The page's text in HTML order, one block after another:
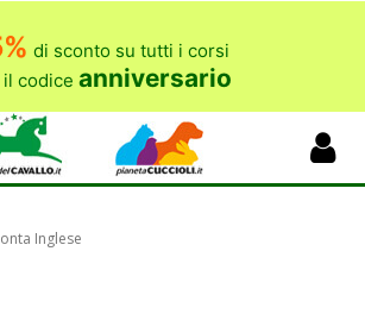
di sconto su tutti i corsi
il codice anniversario
Inglese